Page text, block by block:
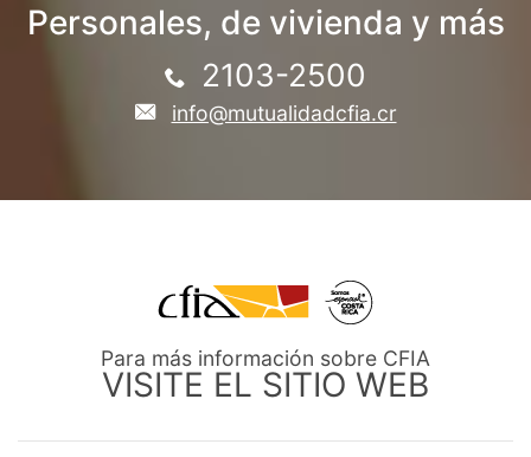
Personales, de vivienda y más
2103-2500
info@mutualidadcfia.cr
Para más información sobre CFIA
VISITE EL SITIO WEB